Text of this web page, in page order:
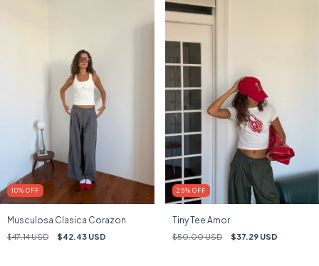
10% OFF
Musculosa Clasica Corazon
$47.14 USD $42.43 USD
25% OFF
Tiny Tee Amor
$50.00 USD $37.29 USD